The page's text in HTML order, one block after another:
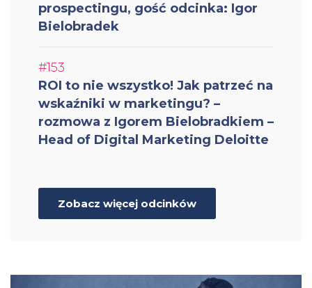
prospectingu, gość odcinka: Igor
Bielobradek
#153
ROI to nie wszystko! Jak patrzeć na
wskaźniki w marketingu? –
rozmowa z Igorem Bielobradkiem –
Head of Digital Marketing Deloitte
Zobacz więcej odcinków